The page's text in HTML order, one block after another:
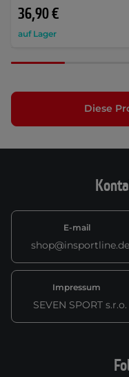
36,90 €
auf Lager
Diese
E-mail
shop@insportline.de
Impressum
SEVEN SPORT s.r.o.